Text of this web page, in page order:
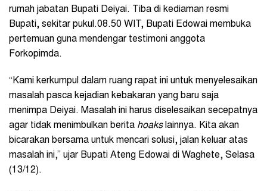
rumah jabatan Bupati Deiyai. Tiba di kediaman resmi
Bupati, sekitar pukul.08.50 WIT, Bupati Edowai membuka
pertemuan guna mendengar testimoni anggota
Forkopimda.
“Kami kerkumpul dalam ruang rapat ini untuk menyelesaikan
masalah pasca kejadian kebakaran yang baru saja
menimpa Deiyai. Masalah ini harus diselesaikan secepatnya
agar tidak menimbulkan berita hoakslainnya. Kita akan
bicarakan bersama untuk mencari solusi, jalan keluar atas
masalah ini,” ujar Bupati Ateng Edowai di Waghete, Selasa
(13/12).